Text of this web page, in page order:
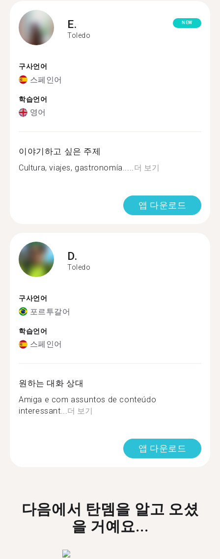
E.
Toledo
NEW
구사언어
스페인어
학습언어
영어
이야기하고 싶은 주제
Cultura, viajes, gastronomía.....더 보기
앱 다운로드
D.
Toledo
구사언어
포르투갈어
학습언어
스페인어
원하는 대화 상대
Amiga e com assuntos de conteúdo
interessant...더 보기
앱 다운로드
다음에서 탄뎀을 알고 오셨
을 거예요...